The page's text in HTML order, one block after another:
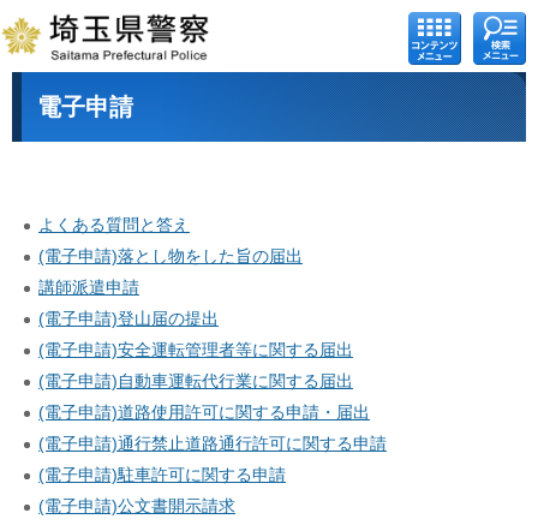
コンテ
ンツメ
ニュー
検索メ
ニュー
電子申請
よくある質問と答え
(電子申請)落とし物をした旨の届出
講師派遣申請
(電子申請)登山届の提出
(電子申請)安全運転管理者等に関する届出
(電子申請)自動車運転代行業に関する届出
(電子申請)道路使用許可に関する申請・届出
(電子申請)通行禁止道路通行許可に関する申請
(電子申請)駐車許可に関する申請
(電子申請)公文書開示請求